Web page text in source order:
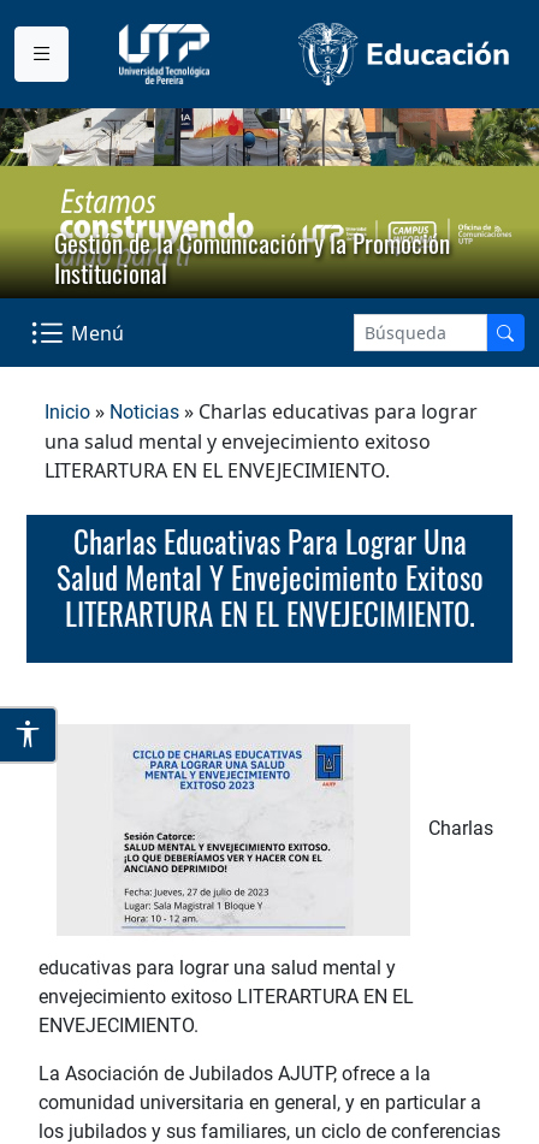
Gestión de la Comunicación y la Promoción
Institucional
Menú
Inicio » Noticias » Charlas educativas para lograr
una salud mental y envejecimiento exitoso
LITERARTURA EN EL ENVEJECIMIENTO.
Charlas Educativas Para Lograr Una
Salud Mental Y Envejecimiento Exitoso
LITERARTURA EN EL ENVEJECIMIENTO.
Charlas
educativas para lograr una salud mental y
envejecimiento exitoso LITERARTURA EN EL
ENVEJECIMIENTO.
La Asociación de Jubilados AJUTP, ofrece a la
comunidad universitaria en general, y en particular a
los jubilados y sus familiares, un ciclo de conferencias